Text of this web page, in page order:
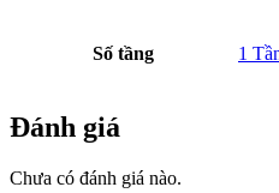
Số tầng 1
Đánh giá
Chưa có đánh giá nào.